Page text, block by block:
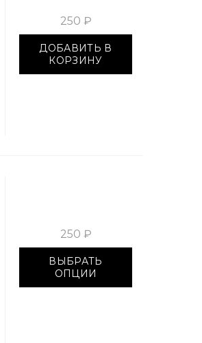
250 ₽
ДОБАВИТЬ В
КОРЗИНУ
250 ₽
ВЫБРАТЬ
ОПЦИИ